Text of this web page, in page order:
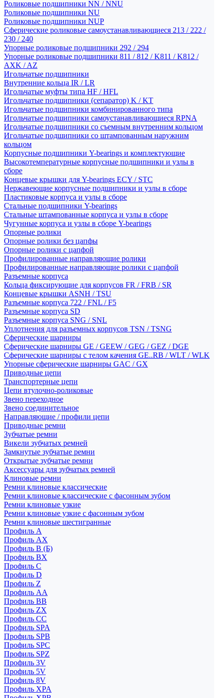
Роликовые подшипники NN / NNU
Роликовые подшипники NU
Роликовые подшипники NUP
Сферические роликовые самоустанавливающиеся 213 / 222 /
230 / 240
Упорные роликовые подшипники 292 / 294
Упорные роликовые подшипники 811 / 812 / K811 / K812 /
AXK / AZ
Игольчатые подшипники
Внутренние кольца IR / LR
Игольчатые муфты типа HF / HFL
Игольчатые подшипники (сепаратор) K / KT
Игольчатые подшипники комбинированного типа
Игольчатые подшипники самоустанавливающиеся RPNA
Игольчатые подшипники со съемным внутренним кольцом
Игольчатые подшипники со штампованным наружним
кольцом
Корпусные подшипники Y-bearings и комплектующие
Высокотемпературные корпусные подшипники и узлы в
сборе
Концевые крышки для Y-bearings ECY / STC
Нержавеющие корпусные подшипники и узлы в сборе
Пластиковые корпуса и узлы в сборе
Стальные подшипники Y-bearings
Стальные штампованные корпуса и узлы в сборе
Чугунные корпуса и узлы в сборе Y-bearings
Опорные ролики
Опорные ролики без цапфы
Опорные ролики с цапфой
Профилированные направляющие ролики
Профилированные направляющие ролики с цапфой
Разъемные корпуса
Кольца фиксирующие для корпусов FR / FRB / SR
Концевые крышки ASNH / TSU
Разъемные корпуса 722 / FNL / F5
Разъемные корпуса SD
Разъемные корпуса SNG / SNL
Уплотнения для разъемных корпусов TSN / TSNG
Сферические шарниры
Сферические шарниры GE / GEEW / GEG / GEZ / DGE
Сферические шарниры с телом качения GE..RB / WLT / WLK
Упорные сферические шарниры GAC / GX
Приводные цепи
Транспортерные цепи
Цепи втулочно-роликовые
Звено переходное
Звено соединительное
Направляющие / профили цепи
Приводные ремни
Зубчатые ремни
Викели зубчатых ремней
Замкнутые зубчатые ремни
Открытые зубчатые ремни
Аксессуары для зубчатых ремней
Клиновые ремни
Ремни клиновые классические
Ремни клиновые классические с фасонным зубом
Ремни клиновые узкие
Ремни клиновые узкие с фасонным зубом
Ремни клиновые шестигранные
Профиль A
Профиль AX
Профиль B (Б)
Профиль BX
Профиль C
Профиль D
Профиль Z
Профиль АА
Профиль BB
Профиль ZX
Профиль CC
Профиль SPA
Профиль SPB
Профиль SPC
Профиль SPZ
Профиль 3V
Профиль 5V
Профиль 8V
Профиль XPA